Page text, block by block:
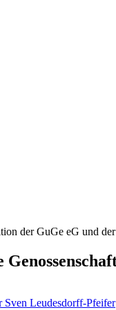
Sven Leudesdorff-Pfeifer